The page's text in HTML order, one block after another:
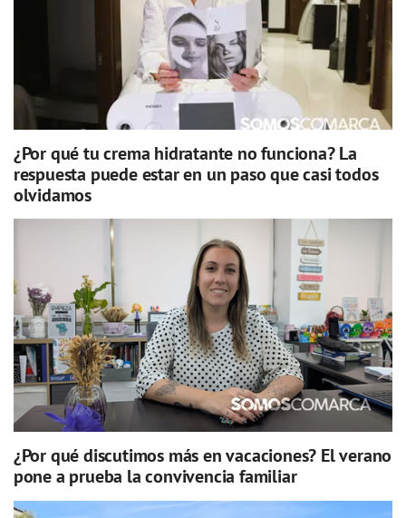
¿Por qué tu crema hidratante no funciona? La
respuesta puede estar en un paso que casi todos
olvidamos
¿Por qué discutimos más en vacaciones? El verano
pone a prueba la convivencia familiar